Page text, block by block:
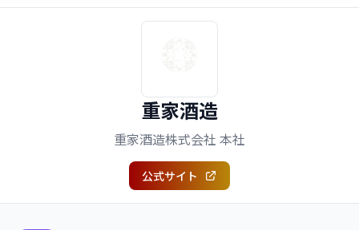
重家酒造
重家酒造株式会社 本社
公式サイト